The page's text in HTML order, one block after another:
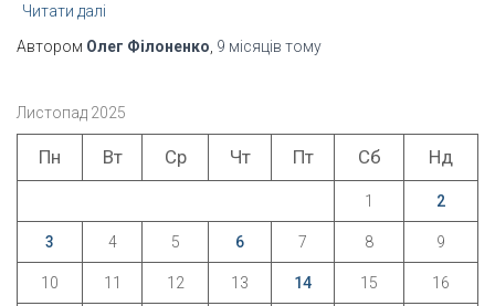
Читати далі
Автором Олег Філоненко 9 місяців тому
Листопад 2025
Пн Вт Ср Чт Пт Сб Нд
1 2
3 4 5 6 7 8 9
10 11 12 13 14 15 16